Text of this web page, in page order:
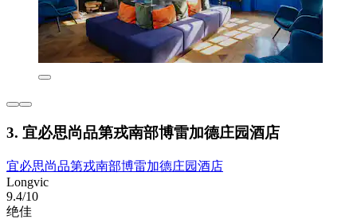
3. 宜必思尚品第戎南部博雷加德庄园酒店
宜必思尚品第戎南部博雷加德庄园酒店
Longvic
9.4/10
绝佳